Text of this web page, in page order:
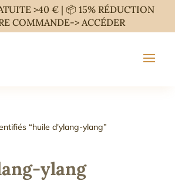
>40 € | 📦 15% RÉDUCTION
COMMANDE->ACCÉDER
“huile d'ylang-ylang”
ylang